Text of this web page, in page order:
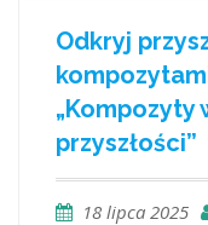
Odkryj
przyszłości”
18 lipca 2025